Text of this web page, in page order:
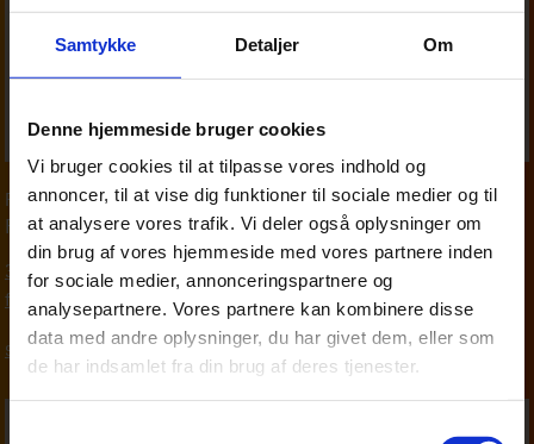
Samtykke Detaljer Om
Denne hjemmeside bruger cookies
Vi bruger cookies til at tilpasse vores indhold og
annoncer, til at vise dig funktioner til sociale medier og til
at analysere vores trafik. Vi deler også oplysninger om
din brug af vores hjemmeside med vores partnere inden
for sociale medier, annonceringspartnere og
analysepartnere. Vores partnere kan kombinere disse
data med andre oplysninger, du har givet dem, eller som
de har indsamlet fra din brug af deres tjenester.
Partner,Personskat
Finn Madsen
33 18 13 29
fim@beierholm.dk
Skat, moms og afgifter